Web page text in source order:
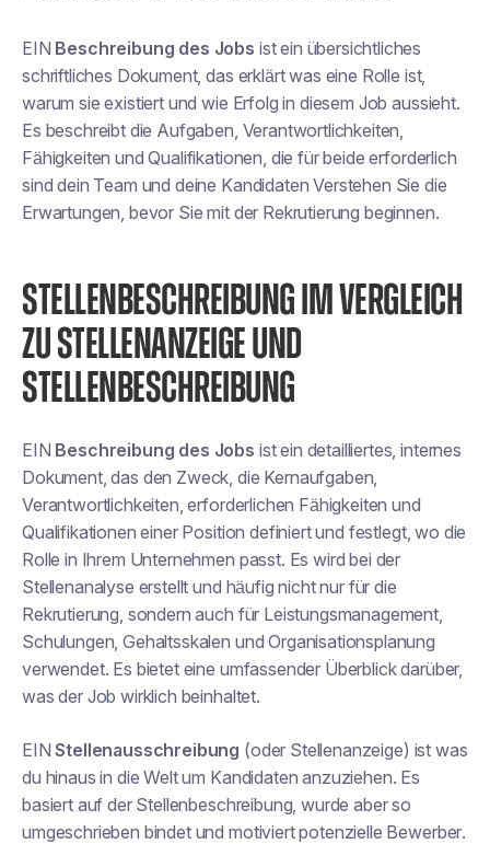
EIN Beschreibung des Jobs ist ein übersichtliches
schriftliches Dokument, das erklärtwas eine Rolle ist,
warum sie existiert und wie Erfolg in diesem Job aussieht.
Es beschreibt die Aufgaben, Verantwortlichkeiten,
Fähigkeiten und Qualifikationen, die für beide erforderlich
sinddein Team und deine Kandidaten Verstehen Sie die
Erwartungen, bevor Sie mit der Rekrutierung beginnen.
STELLENBESCHREIBUNG IM VERGLEICH
ZU STELLENANZEIGE UND
STELLENBESCHREIBUNG
EIN Beschreibung des Jobs ist ein detailliertes, internes
Dokument, das den Zweck, die Kernaufgaben,
Verantwortlichkeiten, erforderlichen Fähigkeiten und
Qualifikationen einer Position definiert und festlegt, wo die
Rolle in Ihrem Unternehmen passt. Es wird bei der
Stellenanalyse erstellt und häufig nicht nur für die
Rekrutierung, sondern auch für Leistungsmanagement,
Schulungen, Gehaltsskalen und Organisationsplanung
verwendet. Es bietet eine umfassender Überblick darüber,
was der Job wirklich beinhaltet.
EINStellenausschreibung (oder Stellenanzeige) ist was
du hinaus in die Weltum Kandidaten anzuziehen. Es
basiert auf der Stellenbeschreibung, wurde aber so
umgeschrieben bindet und motiviert potenzielle Bewerber.